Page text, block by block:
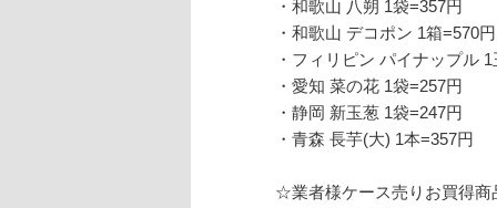
・和歌山 八朔 1袋=357円
・和歌山 デコポン 1箱=570円
・フィリピン パイナップル
・愛知 菜の花 1袋=257円
・静岡 新玉葱 1袋=247円
・青森 長芋(大) 1本=357円
☆業者様ケース売りお買得